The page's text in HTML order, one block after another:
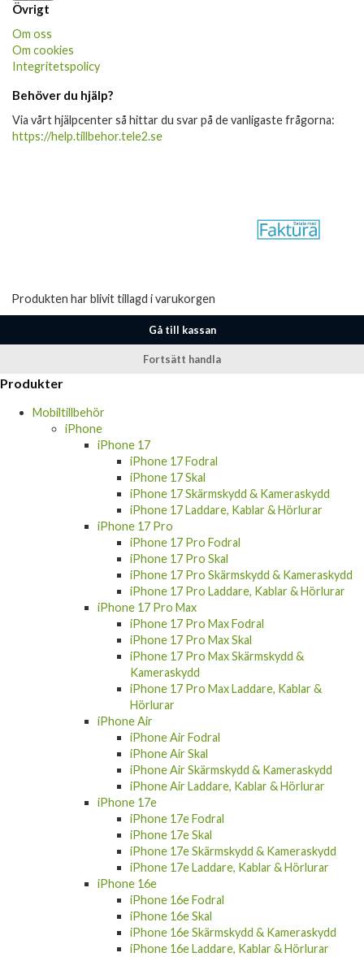
Övrigt
Om oss
Om cookies
Integritetspolicy
Behöver du hjälp?
Via vårt hjälpcenter så hittar du svar på de vanligaste frågorna:
https://help.tillbehor.tele2.se
Produkten har blivit tillagd i varukorgen
Gå till kassan
Fortsätt handla
Produkter
Mobiltillbehör
iPhone
iPhone 17
iPhone 17 Fodral
iPhone 17 Skal
iPhone 17 Skärmskydd & Kameraskydd
iPhone 17 Laddare, Kablar & Hörlurar
iPhone 17 Pro
iPhone 17 Pro Fodral
iPhone 17 Pro Skal
iPhone 17 Pro Skärmskydd & Kameraskydd
iPhone 17 Pro Laddare, Kablar & Hörlurar
iPhone 17 Pro Max
iPhone 17 Pro Max Fodral
iPhone 17 Pro Max Skal
iPhone 17 Pro Max Skärmskydd &
Kameraskydd
iPhone 17 Pro Max Laddare, Kablar &
Hörlurar
iPhone Air
iPhone Air Fodral
iPhone Air Skal
iPhone Air Skärmskydd & Kameraskydd
iPhone Air Laddare, Kablar & Hörlurar
iPhone 17e
iPhone 17e Fodral
iPhone 17e Skal
iPhone 17e Skärmskydd & Kameraskydd
iPhone 17e Laddare, Kablar & Hörlurar
iPhone 16e
iPhone 16e Fodral
iPhone 16e Skal
iPhone 16e Skärmskydd & Kameraskydd
iPhone 16e Laddare, Kablar & Hörlurar